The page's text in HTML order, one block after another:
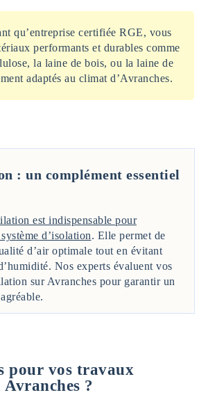
qu’entreprise certifiée RGE, vous
performants et durables comme
la laine de bois, ou la laine de
adaptés au climat d’Avranches.
: un complément essentiel
est indispensable pour
d’isolation. Elle permet de
d’air optimale tout en évitant
Nos experts évaluent vos
sur Avranches pour garantir un
pour vos travaux
?